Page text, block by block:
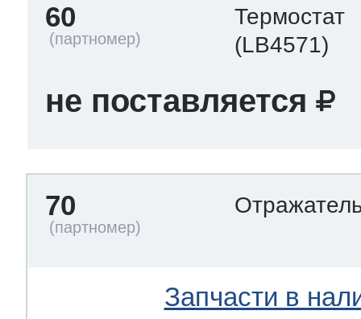
60
Термостат
(LB4571)
не поставляется
70
Запчасти в